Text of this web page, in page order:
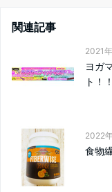
関連記事
2021
ヨガ
ト！！
2022
食物